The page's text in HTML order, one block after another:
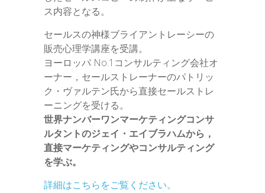
ス内容となる。
セールスの神様ブライアントレーシーの
販売心理学講座を受講。
ヨーロッパ No.1コンサルティング会社オ
ーナー，セールストレーナーのパトリッ
ク・ヴァルテン氏から直接セールストレ
ーニングを受ける。
世界ナンバーワンマーケティングコンサ
ルタントのジェイ・エイブラハムから，
直接マーケティングやコンサルティング
を学ぶ。
詳細はこちらをご覧ください。